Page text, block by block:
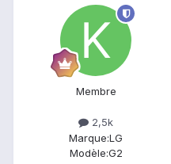
Membre
2,5k
Marque:LG
Modèle:G2